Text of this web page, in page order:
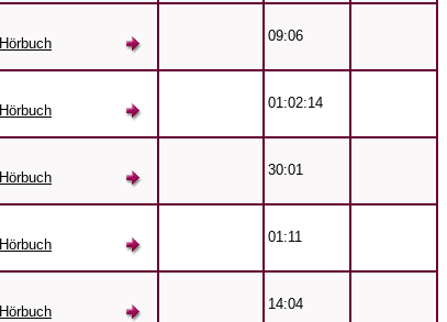
Hörbuch 09:06
Hörbuch 01:02:14
Hörbuch 30:01
Hörbuch 01:11
Hörbuch 14:04